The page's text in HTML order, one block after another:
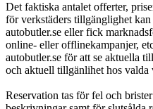
Det faktiska antalet offerter,
för verkstäders tillgänglighet kan
autobutler.se eller fick
online- eller offlinekampanjer,
autobutler.se för att se aktuella
och aktuell tillgänlihet hos valda
Reservation tas för fel och